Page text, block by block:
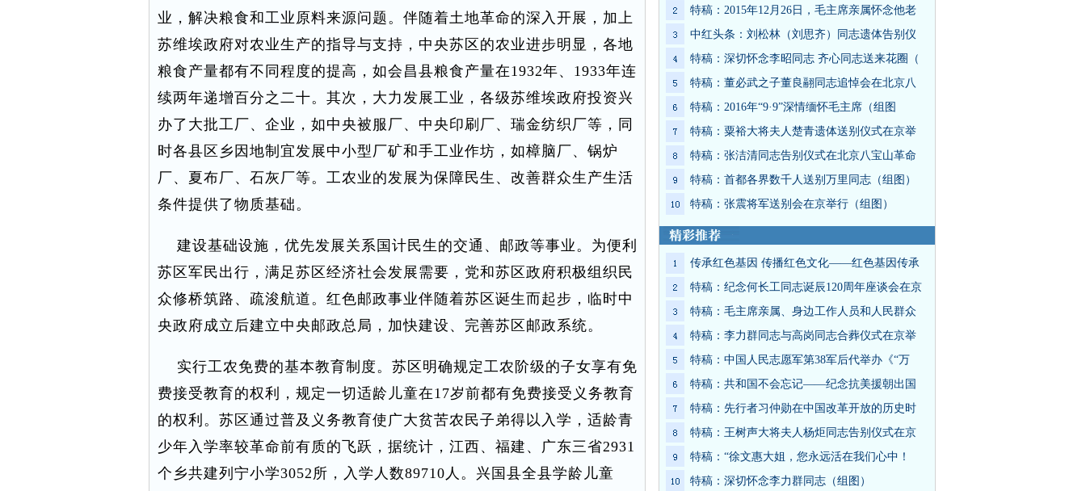
业，解决粮食和工业原料来源问题。伴随着土地革命的深入开展，加上
苏维埃政府对农业生产的指导与支持，中央苏区的农业进步明显，各地
粮食产量都有不同程度的提高，如会昌县粮食产量在1932年、1933年连
续两年递增百分之二十。其次，大力发展工业，各级苏维埃政府投资兴
办了大批工厂、企业，如中央被服厂、中央印刷厂、瑞金纺织厂等，同
时各县区乡因地制宜发展中小型厂矿和手工业作坊，如樟脑厂、锅炉
厂、夏布厂、石灰厂等。工农业的发展为保障民生、改善群众生产生活
条件提供了物质基础。
建设基础设施，优先发展关系国计民生的交通、邮政等事业。为便利
苏区军民出行，满足苏区经济社会发展需要，党和苏区政府积极组织民
众修桥筑路、疏浚航道。红色邮政事业伴随着苏区诞生而起步，临时中
央政府成立后建立中央邮政总局，加快建设、完善苏区邮政系统。
实行工农免费的基本教育制度。苏区明确规定工农阶级的子女享有免
费接受教育的权利，规定一切适龄儿童在17岁前都有免费接受义务教育
的权利。苏区通过普及义务教育使广大贫苦农民子弟得以入学，适龄青
少年入学率较革命前有质的飞跃，据统计，江西、福建、广东三省2931
个乡共建列宁小学3052所，入学人数89710人。兴国县全县学龄儿童
特稿：2015年12月26日，毛主席亲属怀念他老
中红头条：刘松林（刘思齐）同志遗体告别仪
特稿：深切怀念李昭同志 齐心同志送来花圈（
特稿：董必武之子董良翮同志追悼会在北京八
特稿：2016年“9·9”深情缅怀毛主席（组图
特稿：粟裕大将夫人楚青遗体送别仪式在京举
特稿：张洁清同志告别仪式在北京八宝山革命
特稿：首都各界数千人送别万里同志（组图）
特稿：张震将军送别会在京举行（组图）
传承红色基因 传播红色文化——红色基因传承
特稿：纪念何长工同志诞辰120周年座谈会在京
特稿：毛主席亲属、身边工作人员和人民群众
特稿：李力群同志与高岗同志合葬仪式在京举
特稿：中国人民志愿军第38军后代举办《“万
特稿：共和国不会忘记——纪念抗美援朝出国
特稿：先行者习仲勋在中国改革开放的历史时
特稿：王树声大将夫人杨炬同志告别仪式在京
特稿：“徐文惠大姐，您永远活在我们心中！
特稿：深切怀念李力群同志（组图）